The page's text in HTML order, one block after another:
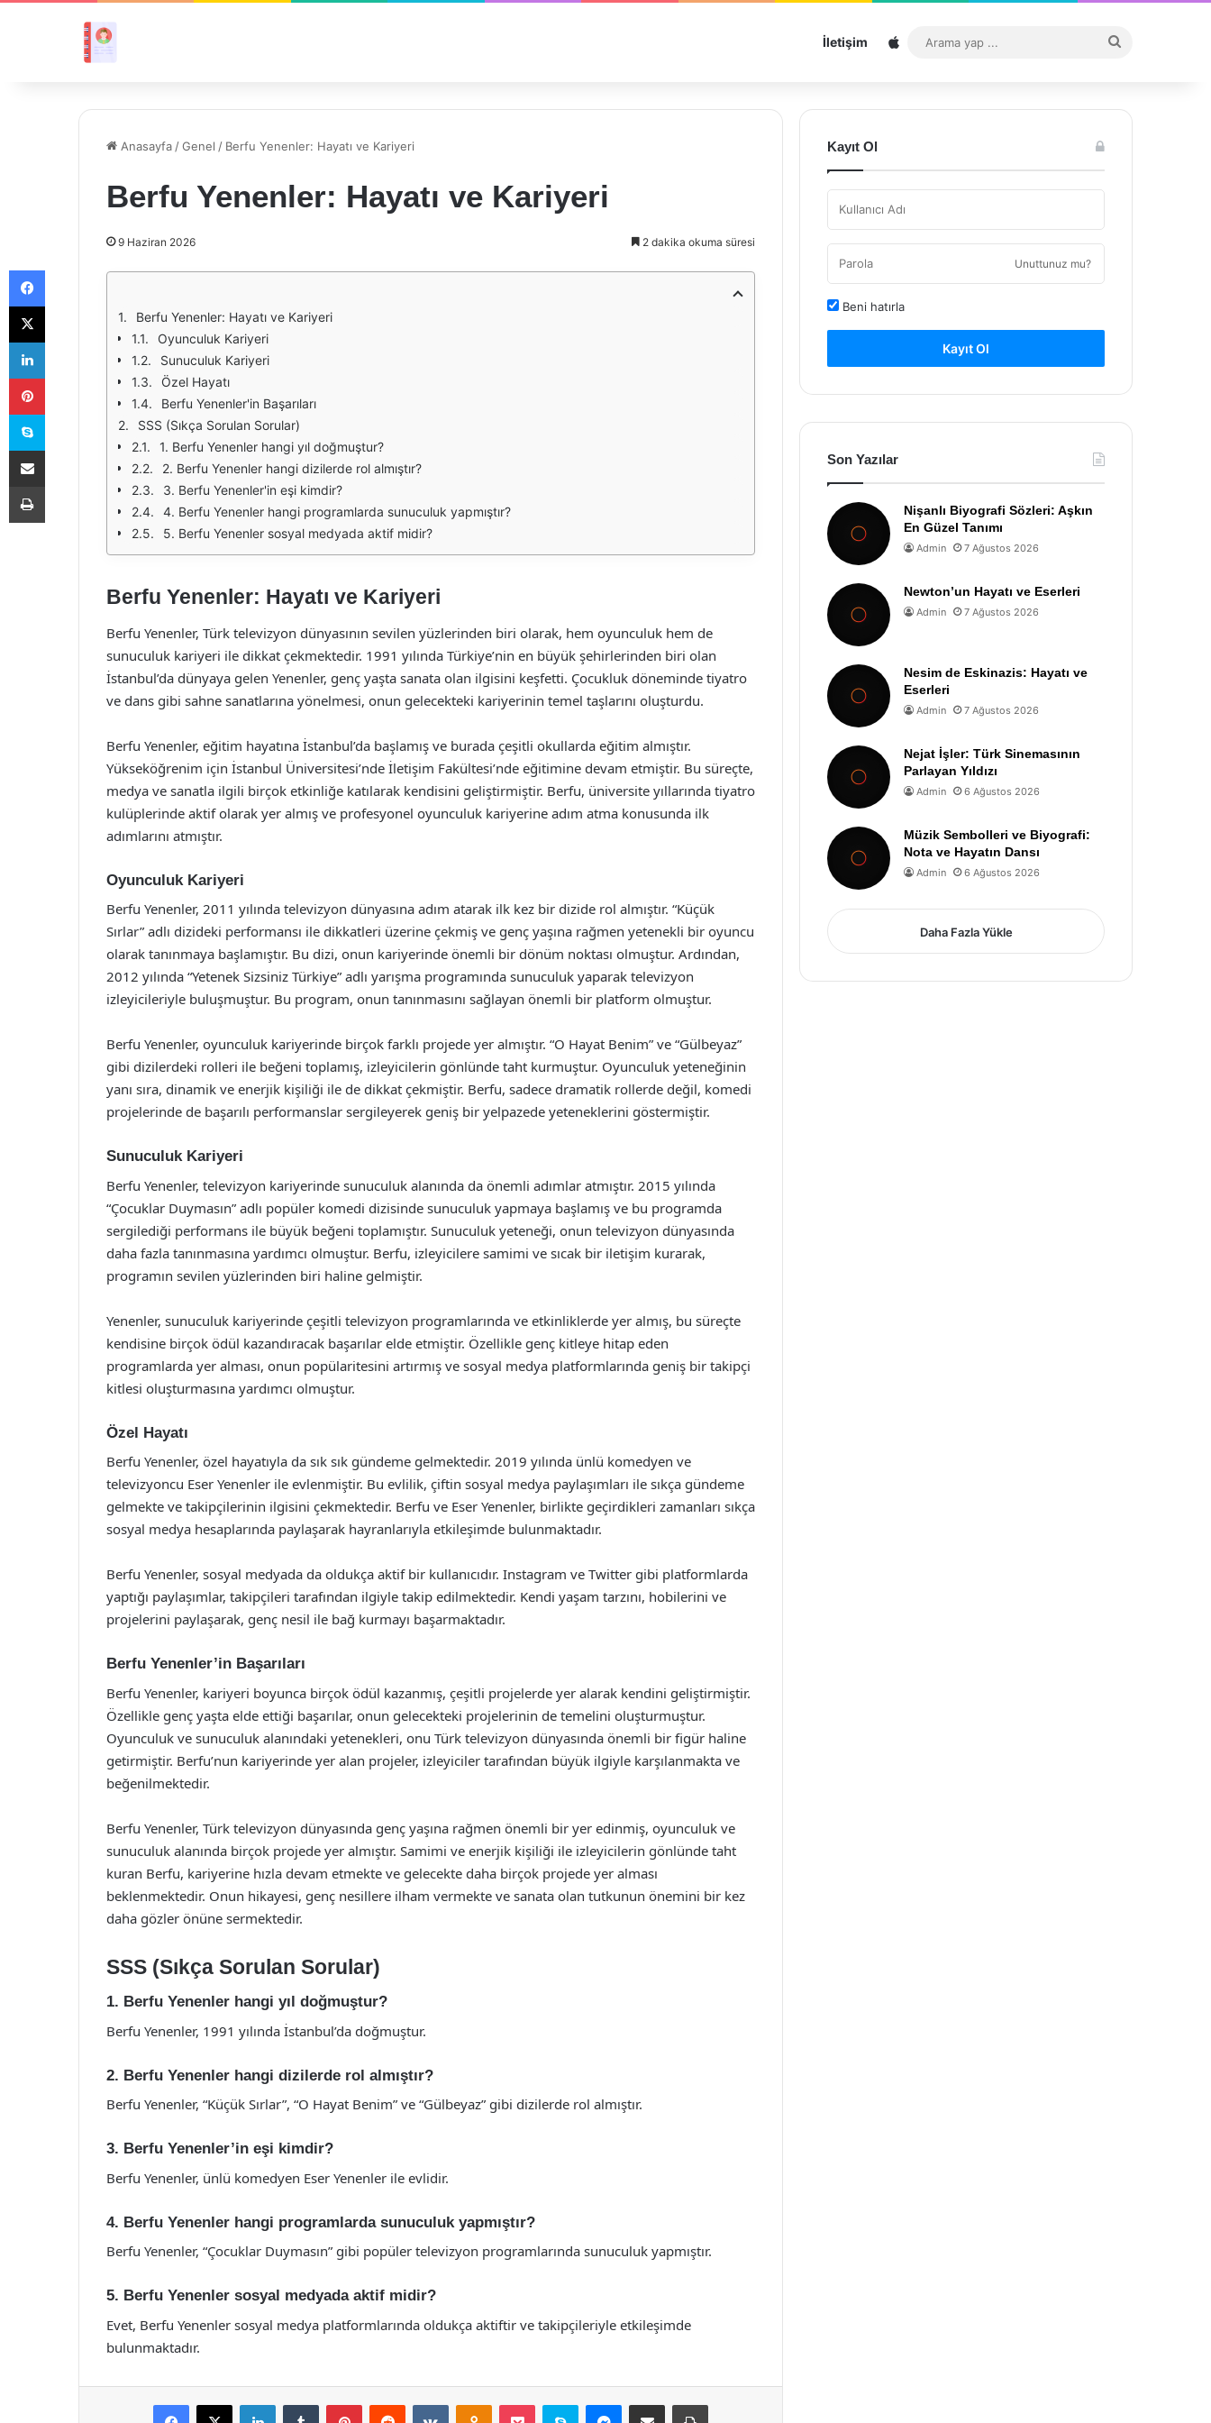
İletişim Sitemap
...
Anasayfa /Genel / Berfu Yenenler: Hayatı ve Kariyeri
Berfu Yenenler: Hayatı ve Kariyeri
9 Haziran 2026 2 dakika okuma süresi
Berfu Yenenler: Hayatı ve Kariyeri
Oyunculuk Kariyeri
Sunuculuk Kariyeri
Özel Hayatı
Berfu Yenenler'in Başarıları
SSS (Sıkça Sorulan Sorular)
1. Berfu Yenenler hangi yıl doğmuştur?
2. Berfu Yenenler hangi dizilerde rol almıştır?
3. Berfu Yenenler'in eşi kimdir?
4. Berfu Yenenler hangi programlarda sunuculuk yapmıştır?
5. Berfu Yenenler sosyal medyada aktif midir?
Berfu Yenenler: Hayatı ve Kariyeri
Berfu Yenenler, Türk televizyon dünyasının sevilen yüzlerinden biri olarak, hem oyunculuk hem de
sunuculuk kariyeri ile dikkat çekmektedir. 1991 yılında Türkiye’nin en büyük şehirlerinden biri olan
İstanbul’da dünyaya gelen Yenenler, genç yaşta sanata olan ilgisini keşfetti. Çocukluk döneminde tiyatro
ve dans gibi sahne sanatlarına yönelmesi, onun gelecekteki kariyerinin temel taşlarını oluşturdu.
Berfu Yenenler, eğitim hayatına İstanbul’da başlamış ve burada çeşitli okullarda eğitim almıştır.
Yükseköğrenim için İstanbul Üniversitesi’nde İletişim Fakültesi’nde eğitimine devam etmiştir. Bu süreçte,
medya ve sanatla ilgili birçok etkinliğe katılarak kendisini geliştirmiştir. Berfu, üniversite yıllarında tiyatro
kulüplerinde aktif olarak yer almış ve profesyonel oyunculuk kariyerine adım atma konusunda ilk
adımlarını atmıştır.
Oyunculuk Kariyeri
Berfu Yenenler, 2011 yılında televizyon dünyasına adım atarak ilk kez bir dizide rol almıştır. “Küçük
Sırlar” adlı dizideki performansı ile dikkatleri üzerine çekmiş ve genç yaşına rağmen yetenekli bir oyuncu
olarak tanınmaya başlamıştır. Bu dizi, onun kariyerinde önemli bir dönüm noktası olmuştur. Ardından,
2012 yılında “Yetenek Sizsiniz Türkiye” adlı yarışma programında sunuculuk yaparak televizyon
izleyicileriyle buluşmuştur. Bu program, onun tanınmasını sağlayan önemli bir platform olmuştur.
Berfu Yenenler, oyunculuk kariyerinde birçok farklı projede yer almıştır. “O Hayat Benim” ve “Gülbeyaz”
gibi dizilerdeki rolleri ile beğeni toplamış, izleyicilerin gönlünde taht kurmuştur. Oyunculuk yeteneğinin
yanı sıra, dinamik ve enerjik kişiliği ile de dikkat çekmiştir. Berfu, sadece dramatik rollerde değil, komedi
projelerinde de başarılı performanslar sergileyerek geniş bir yelpazede yeteneklerini göstermiştir.
Sunuculuk Kariyeri
Berfu Yenenler, televizyon kariyerinde sunuculuk alanında da önemli adımlar atmıştır. 2015 yılında
“Çocuklar Duymasın” adlı popüler komedi dizisinde sunuculuk yapmaya başlamış ve bu programda
sergilediği performans ile büyük beğeni toplamıştır. Sunuculuk yeteneği, onun televizyon dünyasında
daha fazla tanınmasına yardımcı olmuştur. Berfu, izleyicilere samimi ve sıcak bir iletişim kurarak,
programın sevilen yüzlerinden biri haline gelmiştir.
Yenenler, sunuculuk kariyerinde çeşitli televizyon programlarında ve etkinliklerde yer almış, bu süreçte
kendisine birçok ödül kazandıracak başarılar elde etmiştir. Özellikle genç kitleye hitap eden
programlarda yer alması, onun popülaritesini artırmış ve sosyal medya platformlarında geniş bir takipçi
kitlesi oluşturmasına yardımcı olmuştur.
Özel Hayatı
Berfu Yenenler, özel hayatıyla da sık sık gündeme gelmektedir. 2019 yılında ünlü komedyen ve
televizyoncu Eser Yenenler ile evlenmiştir. Bu evlilik, çiftin sosyal medya paylaşımları ile sıkça gündeme
gelmekte ve takipçilerinin ilgisini çekmektedir. Berfu ve Eser Yenenler, birlikte geçirdikleri zamanları sıkça
sosyal medya hesaplarında paylaşarak hayranlarıyla etkileşimde bulunmaktadır.
Berfu Yenenler, sosyal medyada da oldukça aktif bir kullanıcıdır. Instagram ve Twitter gibi platformlarda
yaptığı paylaşımlar, takipçileri tarafından ilgiyle takip edilmektedir. Kendi yaşam tarzını, hobilerini ve
projelerini paylaşarak, genç nesil ile bağ kurmayı başarmaktadır.
Berfu Yenenler’in Başarıları
Berfu Yenenler, kariyeri boyunca birçok ödül kazanmış, çeşitli projelerde yer alarak kendini geliştirmiştir.
Özellikle genç yaşta elde ettiği başarılar, onun gelecekteki projelerinin de temelini oluşturmuştur.
Oyunculuk ve sunuculuk alanındaki yetenekleri, onu Türk televizyon dünyasında önemli bir figür haline
getirmiştir. Berfu’nun kariyerinde yer alan projeler, izleyiciler tarafından büyük ilgiyle karşılanmakta ve
beğenilmektedir.
Berfu Yenenler, Türk televizyon dünyasında genç yaşına rağmen önemli bir yer edinmiş, oyunculuk ve
sunuculuk alanında birçok projede yer almıştır. Samimi ve enerjik kişiliği ile izleyicilerin gönlünde taht
kuran Berfu, kariyerine hızla devam etmekte ve gelecekte daha birçok projede yer alması
beklenmektedir. Onun hikayesi, genç nesillere ilham vermekte ve sanata olan tutkunun önemini bir kez
daha gözler önüne sermektedir.
SSS (Sıkça Sorulan Sorular)
1. Berfu Yenenler hangi yıl doğmuştur?
Berfu Yenenler, 1991 yılında İstanbul’da doğmuştur.
2. Berfu Yenenler hangi dizilerde rol almıştır?
Berfu Yenenler, “Küçük Sırlar”, “O Hayat Benim” ve “Gülbeyaz” gibi dizilerde rol almıştır.
3. Berfu Yenenler’in eşi kimdir?
Berfu Yenenler, ünlü komedyen Eser Yenenler ile evlidir.
4. Berfu Yenenler hangi programlarda sunuculuk yapmıştır?
Berfu Yenenler, “Çocuklar Duymasın” gibi popüler televizyon programlarında sunuculuk yapmıştır.
5. Berfu Yenenler sosyal medyada aktif midir?
Evet, Berfu Yenenler sosyal medya platformlarında oldukça aktiftir ve takipçileriyle etkileşimde
bulunmaktadır.
Facebook
X LinkedInTumblr PinterestReddit VKontakteOdnoklassniki
Pocket Skype Messenger
E-Posta ile paylaş Yazdır
Kayıt Ol
Unuttunuz mu?
Beni hatırla
Kayıt Ol
Son Yazılar
Nişanlı Biyografi Sözleri: Aşkın
En Güzel Tanımı
Admin 7 Ağustos 2026
Newton’un Hayatı ve Eserleri
Admin 7 Ağustos 2026
Nesim de Eskinazis: Hayatı ve
Eserleri
Admin 7 Ağustos 2026
Nejat İşler: Türk Sinemasının
Parlayan Yıldızı
Admin 6 Ağustos 2026
Müzik Sembolleri ve Biyografi:
Nota ve Hayatın Dansı
Admin 6 Ağustos 2026
Daha Fazla Yükle
Facebook
X
LinkedIn
Pinterest
Skype
E-Posta ile paylaş